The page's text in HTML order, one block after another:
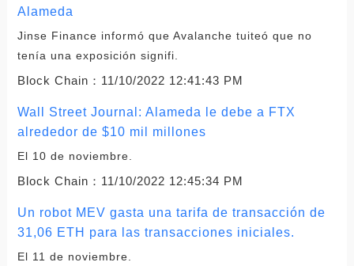
Alameda
Jinse Finance informó que Avalanche tuiteó que no
tenía una exposición signifi.
Block Chain： 11/10/2022 12:41:43 PM
Wall Street Journal: Alameda le debe a FTX
alrededor de $10 mil millones
El 10 de noviembre.
Block Chain： 11/10/2022 12:45:34 PM
Un robot MEV gasta una tarifa de transacción de
31,06 ETH para las transacciones iniciales.
El 11 de noviembre.